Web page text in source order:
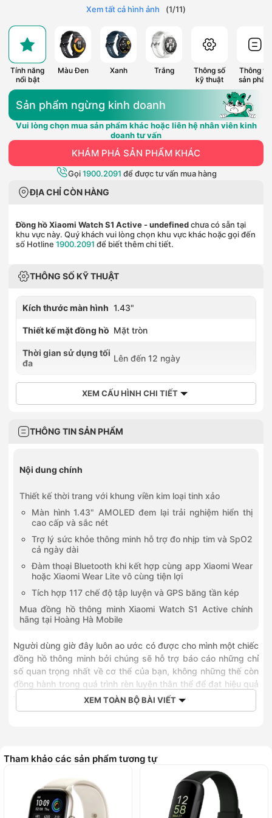
Xem tất cả hình ảnh (1/11)
Tính năng
nổi bật
Màu Đen Xanh Trắng
Thông số
kỹ thuật
Thông tin
sản phẩm
Sản phẩm ngừng kinh doanh
Vui lòng chọn mua sản phẩm khác hoặc liên hệ nhân viên kinh
doanh tư vấn
KHÁM PHÁ SẢN PHẨM KHÁC
Gọi1900.2091 để được tư vấn mua hàng
ĐỊA CHỈ CÒN HÀNG
Đồng hồ Xiaomi Watch S1 Active - undefinedchưa có sẵn tại
khu vực này. Quý khách vui lòng chọn khu vực khác hoặc gọi đến
số Hotline 1900.2091 để biết thêm chi tiết.
THÔNG SỐ KỸ THUẬT
Kích thước màn hình 1.43"
Thiết kế mặt đồng hồ Mặt tròn
Thời gian sử dụng tối
đa
Lên đến 12 ngày
XEM CẤU HÌNH CHI TIẾT
THÔNG TIN SẢN PHẨM
Nội dung chính
Thiết kế thời trang với khung viền kim loại tinh xảo
Màn hình 1.43" AMOLED đem lại trải nghiệm hiển thị
cao cấp và sắc nét
Trợ lý sức khỏe thông minh hỗ trợ đo nhịp tim và SpO2
cả ngày dài
Đàm thoại Bluetooth khi kết hợp cùng app Xiaomi Wear
hoặc Xiaomi Wear Lite vô cùng tiện lợi
Tích hợp 117 chế độ tập luyện và GPS băng tần kép
Mua đồng hồ thông minh Xiaomi Watch S1 Active chính
hãng tại Hoàng Hà Mobile
Người dùng giờ đây luôn ao ước có được cho mình một chiếc
đồng hồ thông minh bởi chúng sẽ hỗ trợ báo cáo những chỉ
số quan trọng nhất về cơ thể của bạn, không những thế còn
đồng hành trong quá trình rèn luyện thân thể để đạt hiệu quả
cao. Đồng hồ thông minhXiaomi Watch S1 Active
sự lựa chọn lý tưởng đáp ứng mọi nhu cầu trong nhịp sống
loại tinh xảo
Trải nghiệm đeo đồng hồ nhẹ và thoải mái luôn là yếu tố quan
trọng hàng đầu với các sản phẩm củaXiaomi
. Với Xiaomi
Watch S1 Active thì yếu tố thiết kế thời trang cũng được chú
XEM TOÀN BỘ BÀI VIẾT
Tham khảo các sản phẩm tương tự